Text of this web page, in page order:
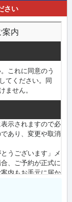
さい